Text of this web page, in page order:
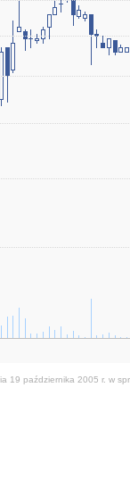
19 października 2005 r. w